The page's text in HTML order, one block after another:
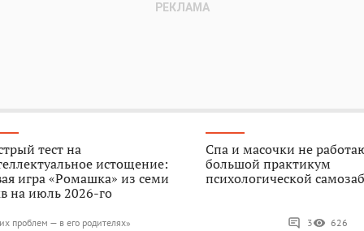
тест на
истощение:
игра «Ромашка» из семи
на июль 2026-го
Спа и масочки не
большой практикум
психологической
проблем — в его родителях» 3 626